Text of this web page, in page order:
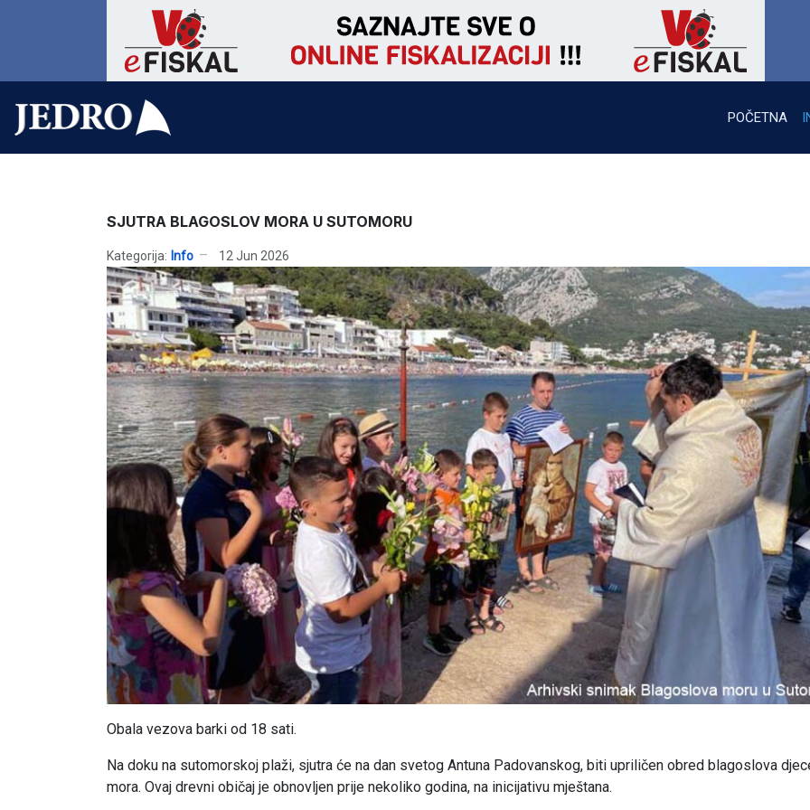
POČETNA
SJUTRA BLAGOSLOV MORA U SUTOMORU
Kategorija: Info 12 Jun 2026
Obala vezova barki od 18 sati.
Na doku na sutomorskoj plaži, sjutra će na dan svetog Antuna Padovanskog, biti upriličen obred blagoslova
mora. Ovaj drevni običaj je obnovljen prije nekoliko godina, na inicijativu mještana.